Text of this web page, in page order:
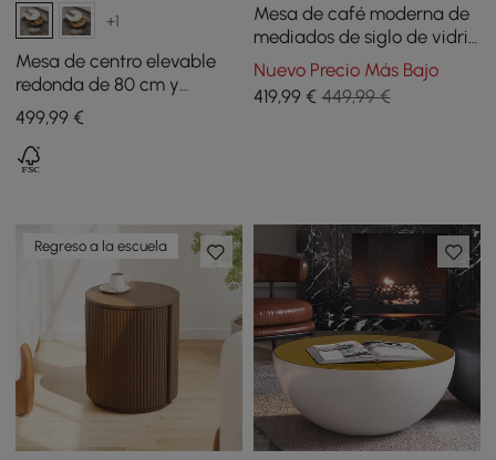
+1
Mesa de centro elevable
redonda de 80 cm y
superficie de vidrio
templado
499,99 €
Mesa de café moderna de
mediados de siglo de vidrio
redonda de 800 mm con
patas de madera
Nuevo Precio Más Bajo
419,99€ 449,99 €
Regreso a la escuela